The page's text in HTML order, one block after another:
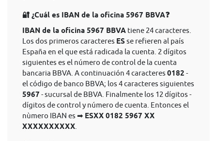
🔐 ¿Cuál es IBAN de la oficina 5967 BBVA❓
IBAN de la oficina 5967 BBVA tiene 24 caracteres.
Los dos primeros caracteres ES se refieren al país
España en el que está radicada la cuenta. 2 dígitos
siguientes es el número de control de la cuenta
bancaria BBVA. A continuación 4 caracteres 0182 -
el código de banco BBVA; los 4 caracteres siguientes
5967 - sucursal de BBVA. Finalmente los 12 dígitos -
dígitos de control y número de cuenta. Entonces el
nùmero IBAN es ➡ ESXX 0182 5967 XX
XXXXXXXXXX